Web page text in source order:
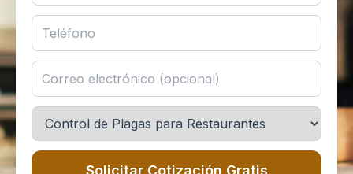
Solicitar Cotización Gratis